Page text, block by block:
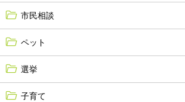
市民相談
ペット
選挙
子育て